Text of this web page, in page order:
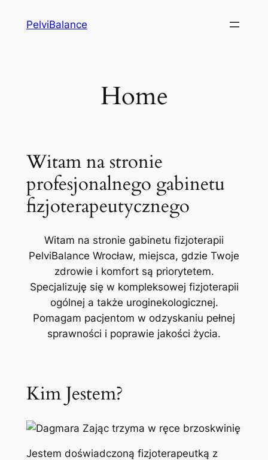
PelviBalance
Home
Witam na stronie
profesjonalnego gabinetu
fizjoterapeutycznego
Witam na stronie gabinetu fizjoterapii
PelviBalance Wrocław, miejsca, gdzie Twoje
zdrowie i komfort są priorytetem.
Specjalizuję się w kompleksowej fizjoterapii
ogólnej a także uroginekologicznej.
Pomagam pacjentom w odzyskaniu pełnej
sprawności i poprawie jakości życia.
Kim Jestem?
Jestem doświadczoną fizjoterapeutką z